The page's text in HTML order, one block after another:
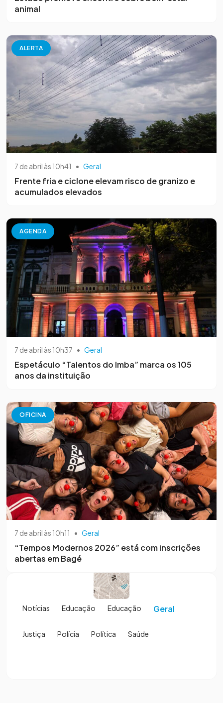
animal
ALERTA
7 de abril às 10h41 • Geral
Frente fria e ciclone elevam risco de granizo e
acumulados elevados
AGENDA
7 de abril às 10h37 • Geral
Espetáculo “Talentos do Imba” marca os 105
anos da instituição
OFICINA
7 de abril às 10h11 • Geral
“Tempos Modernos 2026” está com inscrições
abertas em Bagé
Notícias Educação Educação Geral
Justiça Polícia Política Saúde